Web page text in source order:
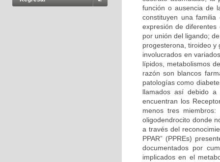
función o ausencia de
constituyen una
expresión de
por unión del ligando;
progesterona, tiroideo y
involucrados en
lípidos, metabolismos
razón son blancos
patologías como
llamados así debido
encuentran los
menos tres miembros:
oligodendrocito donde
a través del
PPAR” (PPREs)
documentados por
implicados en el